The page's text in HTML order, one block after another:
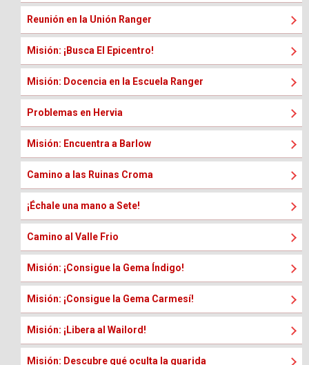
Reunión en la Unión Ranger
Misión: ¡Busca El Epicentro!
Misión: Docencia en la Escuela Ranger
Problemas en Hervia
Misión: Encuentra a Barlow
Camino a las Ruinas Croma
¡Échale una mano a Sete!
Camino al Valle Frio
Misión: ¡Consigue la Gema Índigo!
Misión: ¡Consigue la Gema Carmesí!
Misión: ¡Libera al Wailord!
Misión: Descubre qué oculta la guarida